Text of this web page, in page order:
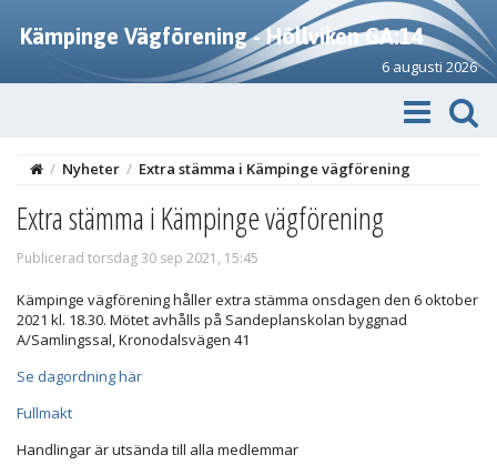
Kämpinge Vägförening - Höllviken GA:14
6 augusti 2026
/ Nyheter / Extra stämma i Kämpinge vägförening
Extra stämma i Kämpinge vägförening
Publicerad torsdag 30 sep 2021, 15:45
Kämpinge vägförening håller extra stämma onsdagen den 6 oktober
2021 kl. 18.30. Mötet avhålls på Sandeplanskolan byggnad
A/Samlingssal, Kronodalsvägen 41
Se dagordning här
Fullmakt
Handlingar är utsända till alla medlemmar